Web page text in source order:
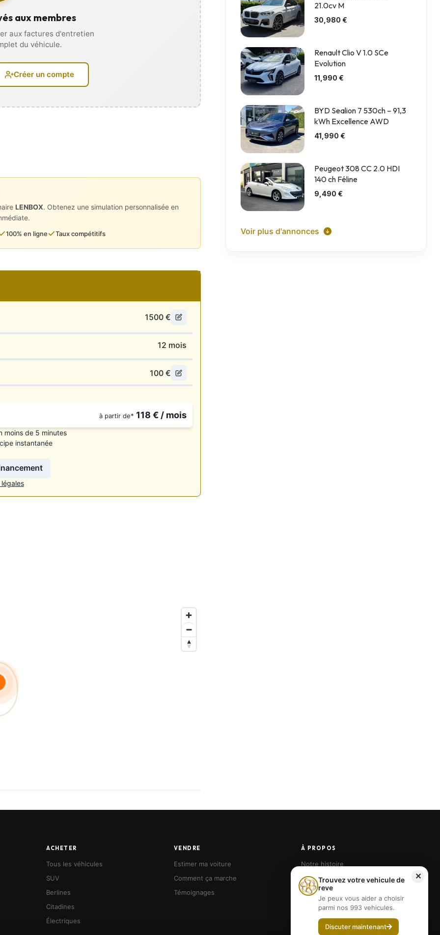
le numéro”. Pour réserver votre visite virtuelle et poser
carburant, édition de votre carte grise (hors chevaux
qui combine l’efficacité du digital et le support
aux membres
aux factures d'entretien
du véhicule.
Créer un compte
LENBOX. Obtenez une simulation personnalisée en
100% en ligne Taux compétitifs
1500 €
12 mois
100 €
à partir de* 118 € / mois
moins de 5 minutes
instantanée
21.0cv M
30,980 €
Renault Clio V 1.0 SCe
Evolution
11,990 €
BYD Sealion 7 530ch – 91,3
kWh Excellence AWD
41,990 €
Peugeot 308 CC 2.0 HDI
140 ch Féline
9,490 €
Voir plus d'annonces
ACHETER
Tous les véhicules
SUV
Berlines
Citadines
Électriques
VENDRE
Estimer ma voiture
Comment ça marche
Témoignages
À PROPOS
Notre histoire
Nos agences
Devenir franchisé
✕
Trouvez votre vehicule de
reve
Je peux vous aider a choisir
parmi nos 993 vehicules.
Discuter maintenant